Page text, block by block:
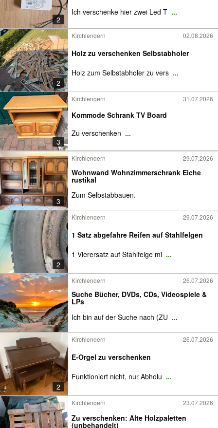
2
Ich verschenke hier zwei Led T ...
2
Kirchlengern 02.08.2026
Holz zu verschenken Selbstabholer
Holz zum Selbstabholer zu vers ...
3
Kirchlengern 31.07.2026
Kommode Schrank TV Board
Zu verschenken ...
3
Kirchlengern 29.07.2026
Wohnwand Wohnzimmerschrank Eiche
rustikal
Zum Selbstabbauen.
2
Kirchlengern 29.07.2026
1 Satz abgefahre Reifen auf Stahlfelgen
1 Vierersatz auf Stahlfelge mi ...
Kirchlengern 26.07.2026
Suche Bücher, DVDs, CDs, Videospiele &
LPs
Ich bin auf der Suche nach (ZU ...
2
Kirchlengern 26.07.2026
E-Orgel zu verschenken
Funktioniert nicht, nur Abholu ...
Kirchlengern 23.07.2026
Zu verschenken: Alte Holzpaletten
(unbehandelt)